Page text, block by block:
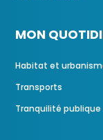
MON
Habitat et
Transports
Tranquilité publique